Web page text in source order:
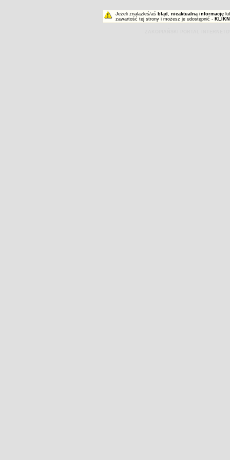
Jeżeli znalazłeś/aś błąd , nieaktualną informację
zawartość tej strony i możesz je udostępnić -